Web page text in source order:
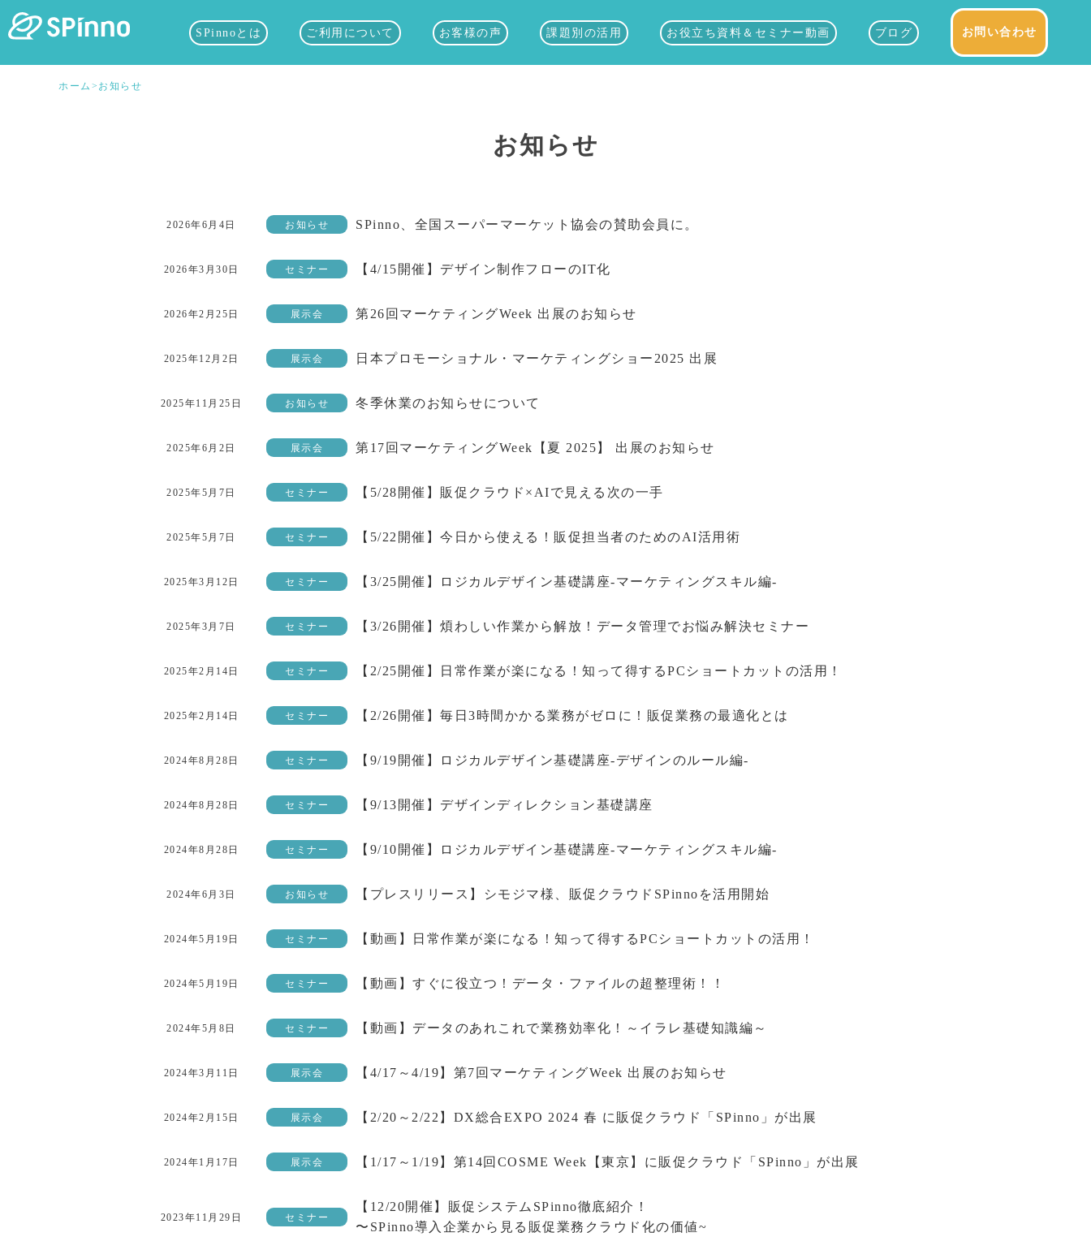
SPinnoとは ご利用について お客様の声 課題別の活用 お役立ち資料＆セミナー動画 ブログ お問い合わせ
ホーム > お知らせ
お知らせ
2026年6月4日 お知らせ SPinno、全国スーパーマーケット協会の賛助会員に。
2026年3月30日 セミナー 【4/15開催】デザイン制作フローのIT化
2026年2月25日 展示会 第26回マーケティングWeek 出展のお知らせ
2025年12月2日 展示会 日本プロモーショナル・マーケティングショー2025 出展
2025年11月25日 お知らせ 冬季休業のお知らせについて
2025年6月2日 展示会 第17回マーケティングWeek【夏 2025】 出展のお知らせ
2025年5月7日 セミナー 【5/28開催】販促クラウド×AIで見える次の一手
2025年5月7日 セミナー 【5/22開催】今日から使える！販促担当者のためのAI活用術
2025年3月12日 セミナー 【3/25開催】ロジカルデザイン基礎講座-マーケティングスキル編-
2025年3月7日 セミナー 【3/26開催】煩わしい作業から解放！データ管理でお悩み解決セミナー
2025年2月14日 セミナー 【2/25開催】日常作業が楽になる！知って得するPCショートカットの活用！
2025年2月14日 セミナー 【2/26開催】毎日3時間かかる業務がゼロに！販促業務の最適化とは
2024年8月28日 セミナー 【9/19開催】ロジカルデザイン基礎講座-デザインのルール編-
2024年8月28日 セミナー 【9/13開催】デザインディレクション基礎講座
2024年8月28日 セミナー 【9/10開催】ロジカルデザイン基礎講座-マーケティングスキル編-
2024年6月3日 お知らせ 【プレスリリース】シモジマ様、販促クラウドSPinnoを活用開始
2024年5月19日 セミナー 【動画】日常作業が楽になる！知って得するPCショートカットの活用！
2024年5月19日 セミナー 【動画】すぐに役立つ！データ・ファイルの超整理術！！
2024年5月8日 セミナー 【動画】データのあれこれで業務効率化！～イラレ基礎知識編～
2024年3月11日 展示会 【4/17～4/19】第7回マーケティングWeek 出展のお知らせ
2024年2月15日 展示会 【2/20～2/22】DX総合EXPO 2024 春 に販促クラウド「SPinno」が出展
2024年1月17日 展示会 【1/17～1/19】第14回COSME Week【東京】に販促クラウド「SPinno」が出展
2023年11月29日 セミナー
【12/20開催】販促システムSPinno徹底紹介！
〜SPinno導入企業から見る販促業務クラウド化の価値~